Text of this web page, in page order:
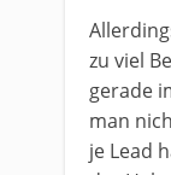
zu viel
gerade
man
je Lead